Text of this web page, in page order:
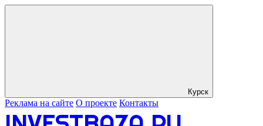
Курск
Реклама на сайте О проекте Контакты